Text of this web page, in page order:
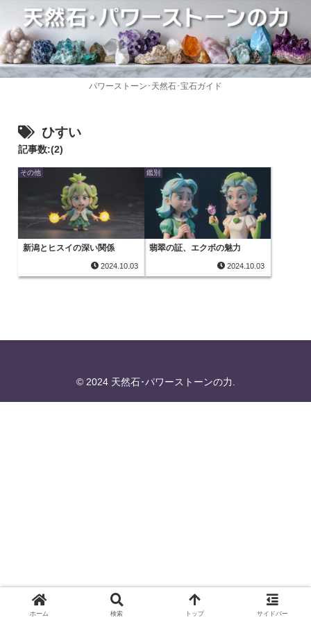
パワーストーン･天然石･宝石ガイド
ひすい
記事数:(2)
その他
新潟とヒスイの深い関係
2024.10.03
鑑別
翡翠の証、エクボの魅力
2024.10.03
© 2024 天然石･パワーストーンの力.
ホーム 検索 トップ サイドバー